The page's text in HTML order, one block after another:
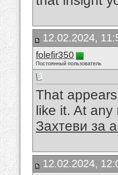
12.02.2024,
folefir350
Постоянный пользователь
That
like it. At
Захтеви за
12.02.2024,